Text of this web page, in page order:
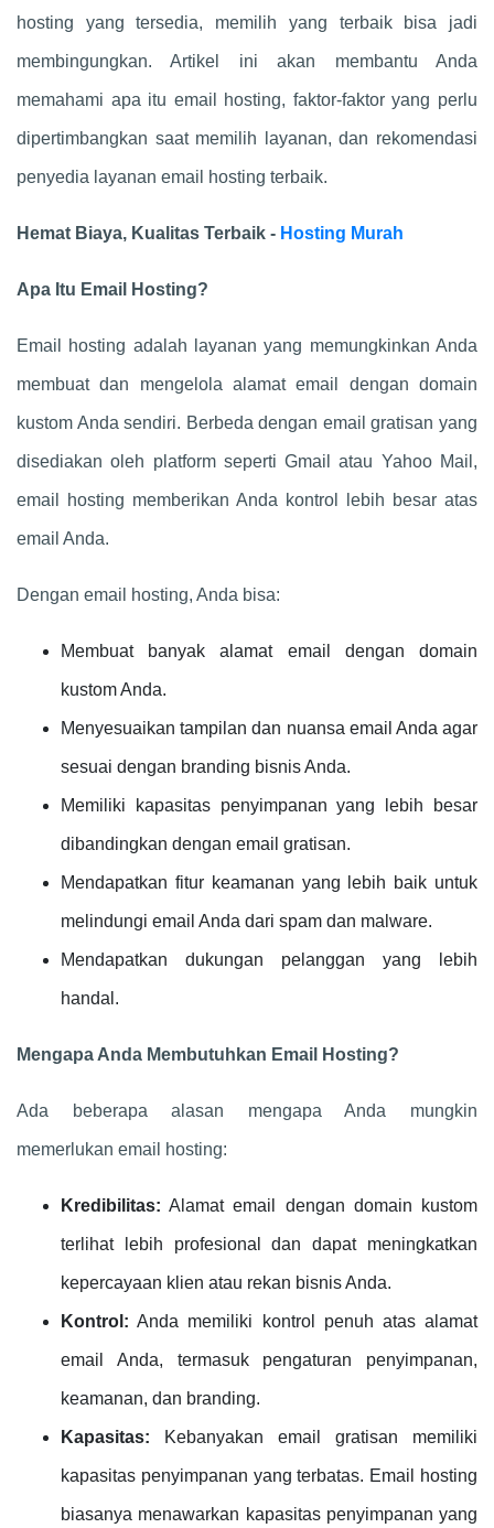
hosting yang tersedia, memilih yang terbaik bisa jadi
membingungkan. Artikel ini akan membantu Anda
memahami apa itu email hosting, faktor-faktor yang perlu
dipertimbangkan saat memilih layanan, dan rekomendasi
penyedia layanan email hosting terbaik.
Hemat Biaya, Kualitas Terbaik - Hosting Murah
Apa Itu Email Hosting?
Email hosting adalah layanan yang memungkinkan Anda
membuat dan mengelola alamat email dengan domain
kustom Anda sendiri. Berbeda dengan email gratisan yang
disediakan oleh platform seperti Gmail atau Yahoo Mail,
email hosting memberikan Anda kontrol lebih besar atas
email Anda.
Dengan email hosting, Anda bisa:
Membuat banyak alamat email dengan domain
kustom Anda.
Menyesuaikan tampilan dan nuansa email Anda agar
sesuai dengan branding bisnis Anda.
Memiliki kapasitas penyimpanan yang lebih besar
dibandingkan dengan email gratisan.
Mendapatkan fitur keamanan yang lebih baik untuk
melindungi email Anda dari spam dan malware.
Mendapatkan dukungan pelanggan yang lebih
handal.
Mengapa Anda Membutuhkan Email Hosting?
Ada beberapa alasan mengapa Anda mungkin
memerlukan email hosting:
Kredibilitas: Alamat email dengan domain kustom
terlihat lebih profesional dan dapat meningkatkan
kepercayaan klien atau rekan bisnis Anda.
Kontrol: Anda memiliki kontrol penuh atas alamat
email Anda, termasuk pengaturan penyimpanan,
keamanan, dan branding.
Kapasitas: Kebanyakan email gratisan memiliki
kapasitas penyimpanan yang terbatas. Email hosting
biasanya menawarkan kapasitas penyimpanan yang